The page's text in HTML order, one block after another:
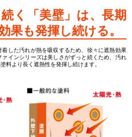
く「美壁」は、長期
果も発揮し続ける。
した汚れが熱を吸収するため、徐々に遮熱効果
インシリーズは美しさがずっと続くため、汚れ
料より長く遮熱性を発揮し続けます。